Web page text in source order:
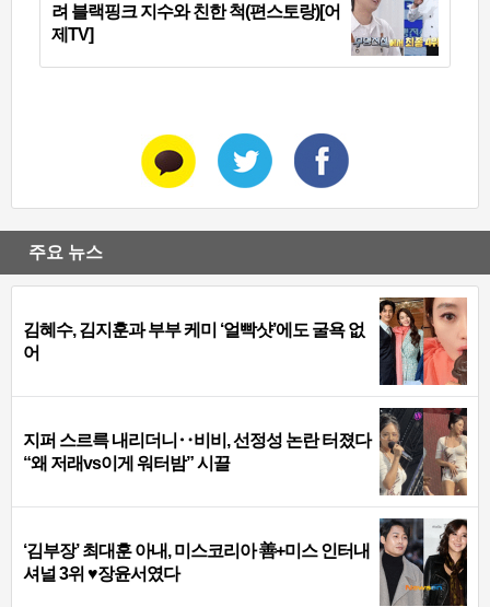
려 블랙핑크 지수와 친한 척(편스토랑)[어
제TV]
주요 뉴스
김혜수, 김지훈과 부부 케미 ‘얼빡샷’에도 굴욕 없
어
지퍼 스르륵 내리더니‥비비, 선정성 논란 터졌다
“왜 저래vs이게 워터밤” 시끌
‘김부장’ 최대훈 아내, 미스코리아 善+미스 인터내
셔널 3위 ♥장윤서였다